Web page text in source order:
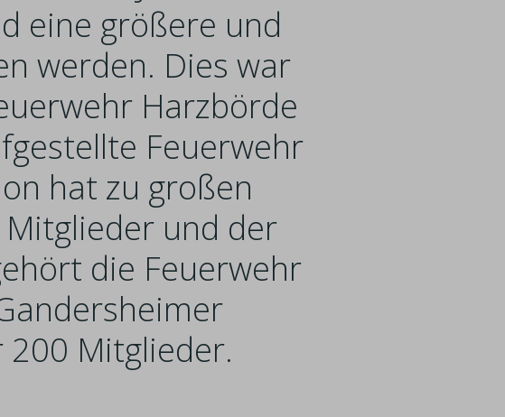
eine größere und
werden. Dies war
Harzbörde
Feuerwehr
hat zu großen
und der
die Feuerwehr
Mitglieder.